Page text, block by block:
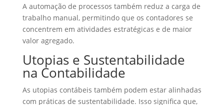
A automação de processos também reduz a carga de
trabalho manual, permitindo que os contadores se
concentrem em atividades estratégicas e de maior
valor agregado.
Utopias e Sustentabilidade
na Contabilidade
As utopias contábeis também podem estar alinhadas
com práticas de sustentabilidade. Isso significa que,